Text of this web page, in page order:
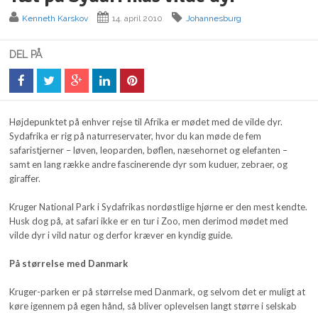
Kenneth Karskov 14. april 2010 Johannesburg
DEL PÅ
Højdepunktet på enhver rejse til Afrika er mødet med de vilde dyr.
Sydafrika er rig på naturreservater, hvor du kan møde de fem
safaristjerner – løven, leoparden, bøflen, næsehornet og elefanten –
samt en lang række andre fascinerende dyr som kuduer, zebraer, og
giraffer.
Kruger National Park i Sydafrikas nordøstlige hjørne er den mest kendte.
Husk dog på, at safari ikke er en tur i Zoo, men derimod mødet med
vilde dyr i vild natur og derfor kræver en kyndig guide.
På størrelse med Danmark
Kruger-parken er på størrelse med Danmark, og selvom det er muligt at
køre igennem på egen hånd, så bliver oplevelsen langt større i selskab